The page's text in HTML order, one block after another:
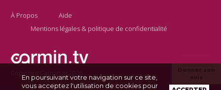
À Propos
Aide
Mentions légales & politique de confidentialité
Copyright Carmin.tv 2026
En poursuivant votre navigation sur ce site,
vous acceptez l'utilisation de cookies pour